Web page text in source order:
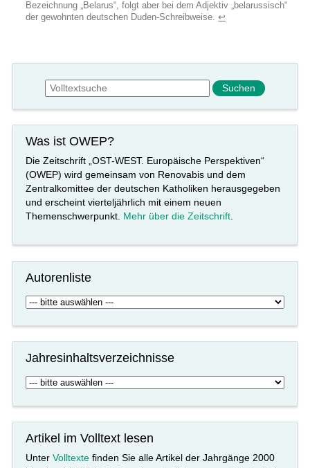
Bezeichnung „Belarus“, folgt aber bei dem Adjektiv „belarussisch“
der gewohnten deutschen Duden-Schreibweise.↩︎
Suchformular
Suche
Was ist OWEP?
Die Zeitschrift „OST-WEST. Europäische Perspektiven“
(OWEP) wird gemeinsam von Renovabis und dem
Zentralkomittee der deutschen Katholiken herausgegeben
und erscheint vierteljährlich mit einem neuen
Themenschwerpunkt. Mehr über die Zeitschrift.
Autorenliste
Jahresinhaltsverzeichnisse
Artikel im Volltext lesen
UnterVolltexte finden Sie alle Artikel der Jahrgänge 2000